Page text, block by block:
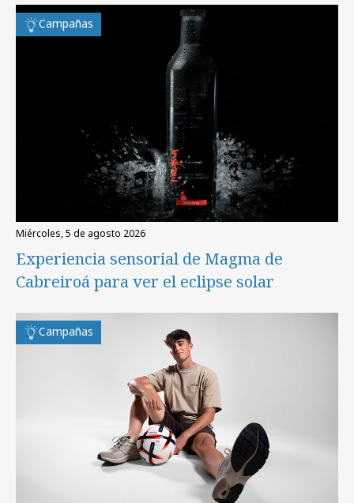
Campañas
miércoles, 5 de agosto 2026
Experiencia sensorial de Magma de
Cabreiroá para ver el eclipse solar
Campañas